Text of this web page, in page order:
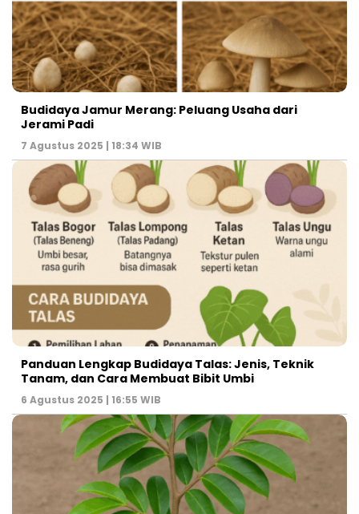
Budidaya Jamur Merang: Peluang Usaha dari
Jerami Padi
7 Agustus 2025 | 18:34 WIB
Panduan Lengkap Budidaya Talas: Jenis, Teknik
Tanam, dan Cara Membuat Bibit Umbi
6 Agustus 2025 | 16:55 WIB